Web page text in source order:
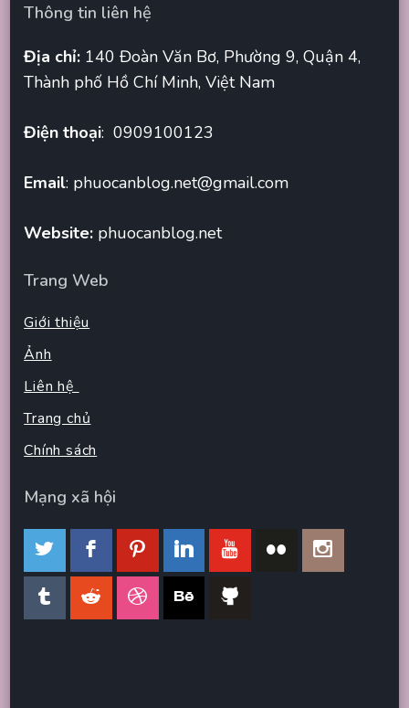
Thông tin liên hệ
Địa chỉ: 140 Đoàn Văn Bơ, Phường 9, Quận 4,
Thành phố Hồ Chí Minh, Việt Nam
Điện thoại: 0909100123
Email: phuocanblog.net@gmail.com
Website: phuocanblog.net
Trang Web
Giới thiệu
Ảnh
Liên hệ
Trang chủ
Chính sách
Mạng xã hội